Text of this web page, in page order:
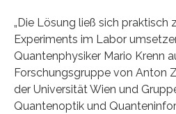
„Die Lösung ließ sich praktisch
Experiments im Labor
Quantenphysiker Mario Krenn
Forschungsgruppe von Anton
der Universität Wien und
Quantenoptik und